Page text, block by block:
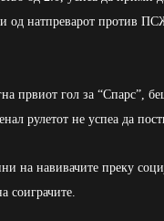
од натпреварот против
првиот гол за “Спарс”,
рулетот не успеа да
на навивачите преку
соиграчите.